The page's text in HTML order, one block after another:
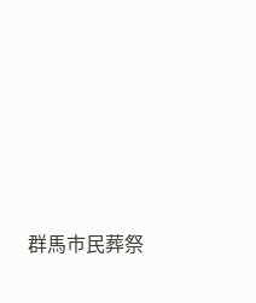
群馬市民葬祭